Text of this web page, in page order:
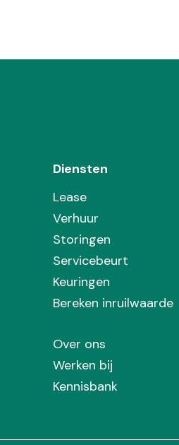
Diensten
Lease
Verhuur
Storingen
Servicebeurt
Keuringen
Bereken inruilwaarde
Over ons
Werken bij
Kennisbank